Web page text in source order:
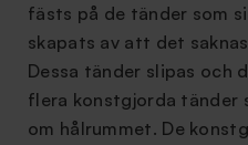
fästs på de tänder som
skapats av att det
Dessa tänder slipas och
flera konstgjorda tänder
om hålrummet. De